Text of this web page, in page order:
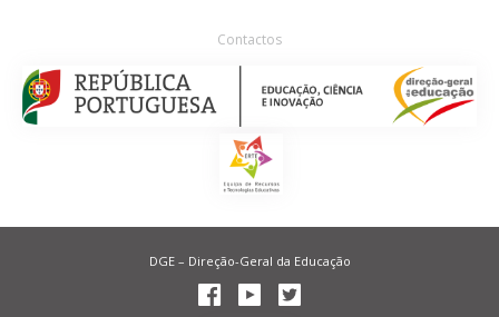
Contactos
DGE – Direção-Geral da Educação